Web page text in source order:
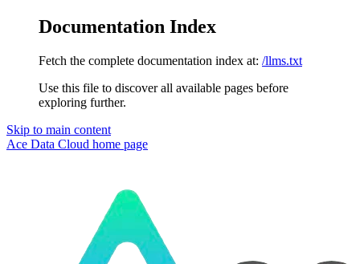
Documentation Index
Fetch the complete documentation index at: /llms.txt
Use this file to discover all available pages before
exploring further.
Skip to main content
Ace Data Cloud home page